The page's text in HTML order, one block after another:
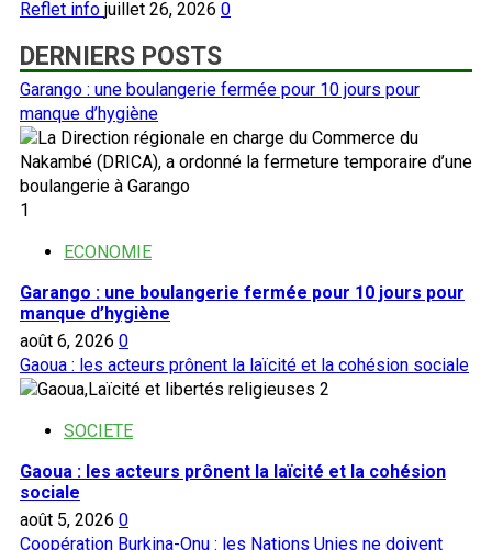
Reflet info juillet 26, 2026 0
DERNIERS POSTS
Garango : une boulangerie fermée pour 10 jours pour
manque d’hygiène
1
ECONOMIE
Garango : une boulangerie fermée pour 10 jours pour
manque d’hygiène
août 6, 2026 0
Gaoua : les acteurs prônent la laïcité et la cohésion sociale
2
SOCIETE
Gaoua : les acteurs prônent la laïcité et la cohésion
sociale
août 5, 2026 0
Coopération Burkina-Onu : les Nations Unies ne doivent